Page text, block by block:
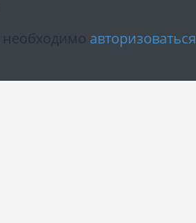
авторизоваться